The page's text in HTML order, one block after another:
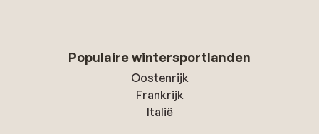
Populaire wintersportlanden
Oostenrijk
Frankrijk
Italië